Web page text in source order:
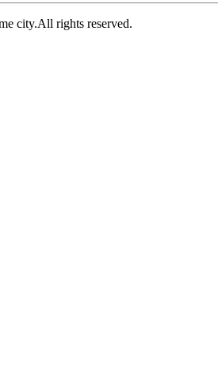
city.All rights reserved.